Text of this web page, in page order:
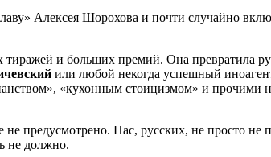
Алексея Шорохова и почти случайно
и больших премий. Она превратила
или любой некогда успешный
«кухонным стоицизмом» и прочими
не предусмотрено. Нас, русских, не просто
не должно.